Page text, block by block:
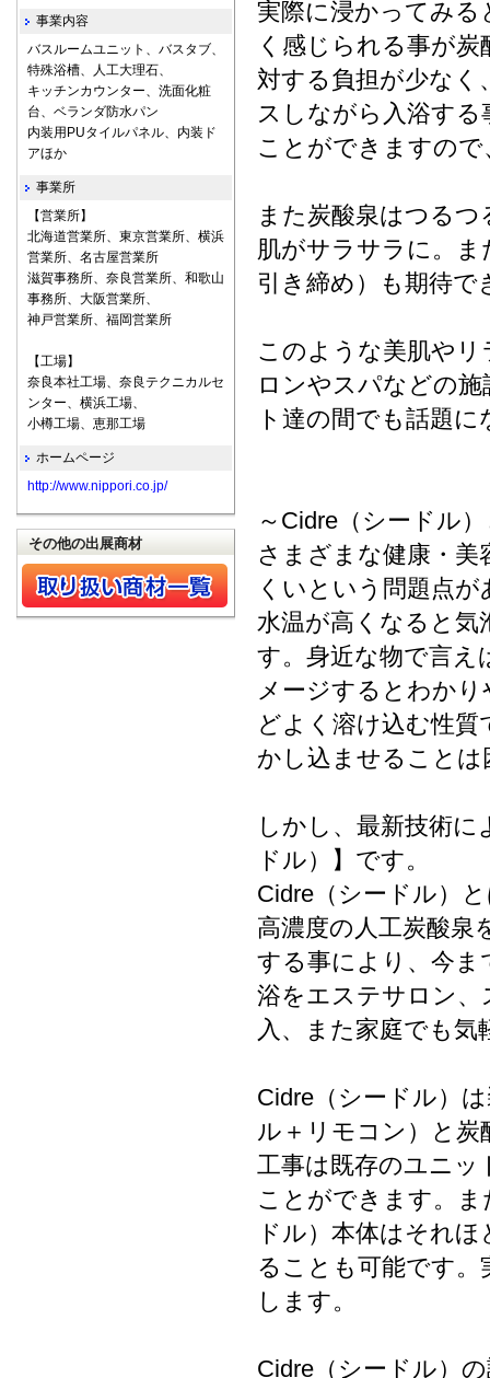
実際に浸かってみ
く感じられる事が
対する負担が少な
スしながら入浴す
ことができますの
また炭酸泉はつる
肌がサラサラに。
引き締め）も期待で
このような美肌や
ロンやスパなどの
ト達の間でも話題
～Cidre（シードル
さまざまな健康・
くいという問題点
水温が高くなると気
す。身近な物で言え
メージするとわか
どよく溶け込む性
かし込ませること
しかし、最新技術
ドル）】です。
Cidre（シードル）
高濃度の人工炭酸泉
する事により、今
浴をエステサロン、
入、また家庭でも
Cidre（シードル）
ル＋リモコン）と
工事は既存のユニッ
ことができます。
ドル）本体はそれ
ることも可能です。
します。
Cidre（シードル）
事業内容
バスルームユニット、バスタブ、
特殊浴槽、人工大理石、
キッチンカウンター、洗面化粧
台、ベランダ防水パン
内装用PUタイルパネル、内装ド
アほか
事業所
【営業所】
北海道営業所、東京営業所、横浜
営業所、名古屋営業所
滋賀事務所、奈良営業所、和歌山
事務所、大阪営業所、
神戸営業所、福岡営業所
【工場】
奈良本社工場、奈良テクニカルセ
ンター、横浜工場、
小樽工場、恵那工場
ホームページ
http://www.nippori.co.jp/
その他の出展商材